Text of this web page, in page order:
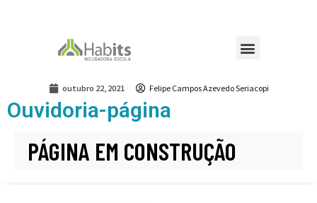
outubro 22, 2021 Felipe Campos Azevedo Seriacopi
Ouvidoria-página
PÁGINA EM CONSTRUÇÃO